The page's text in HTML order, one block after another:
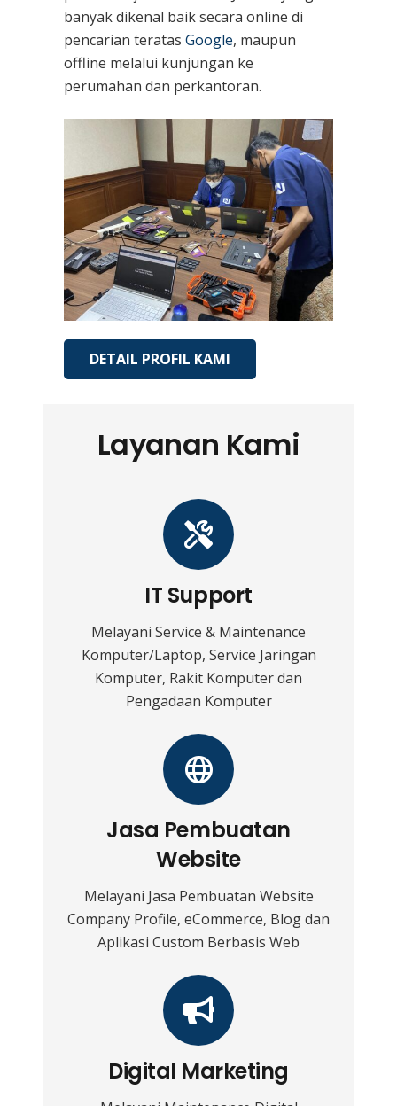
banyak dikenal baik secara online di
pencarian teratas Google, maupun
offline melalui kunjungan ke
perumahan dan perkantoran.
DETAIL PROFIL KAMI
Layanan Kami
IT Support
Melayani Service & Maintenance
Komputer/Laptop, Service Jaringan
Komputer, Rakit Komputer dan
Pengadaan Komputer
Jasa Pembuatan
Website
Melayani Jasa Pembuatan Website
Company Profile, eCommerce, Blog dan
Aplikasi Custom Berbasis Web
Digital Marketing